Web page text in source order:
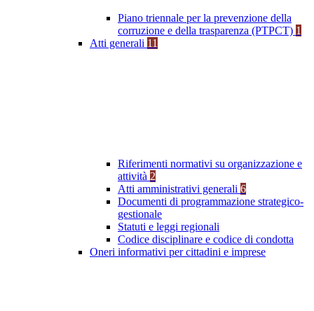
Piano triennale per la prevenzione della
corruzione e della trasparenza (PTPCT) 1
Atti generali 11
Riferimenti normativi su organizzazione e
attività 2
Atti amministrativi generali 6
Documenti di programmazione strategico-
gestionale
Statuti e leggi regionali
Codice disciplinare e codice di condotta
Oneri informativi per cittadini e imprese